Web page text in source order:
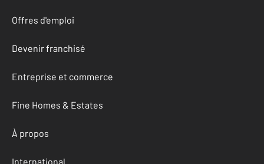
Offres d'emploi
Devenir franchisé
Entreprise et commerce
Fine Homes & Estates
À propos
International